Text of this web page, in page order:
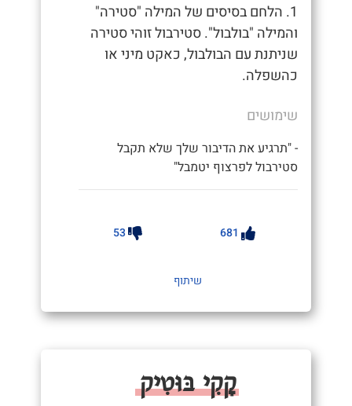
1. הלחם בסיסים של המילה "סטירה"
והמילה "בולבול". סטירבול זוהי סטירה
שניתנת עם הבולבול, כאקט מיני או
כהשפלה.
שימושים
- "תרגיע את הדיבור שלך שלא תקבל
סטירבול לפרצוף יטמבל"
681
53
שיתוף
קָקִי בּוּטִיק